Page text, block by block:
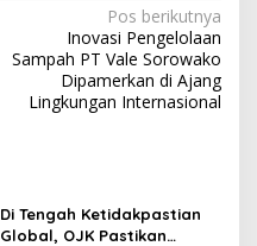
Pos berikutnya
Inovasi Pengelolaan
Sampah PT Vale Sorowako
Dipamerkan di Ajang
Lingkungan Internasional
Di Tengah Ketidakpastian
Global, OJK Pastikan